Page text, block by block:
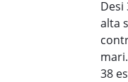
alta
38